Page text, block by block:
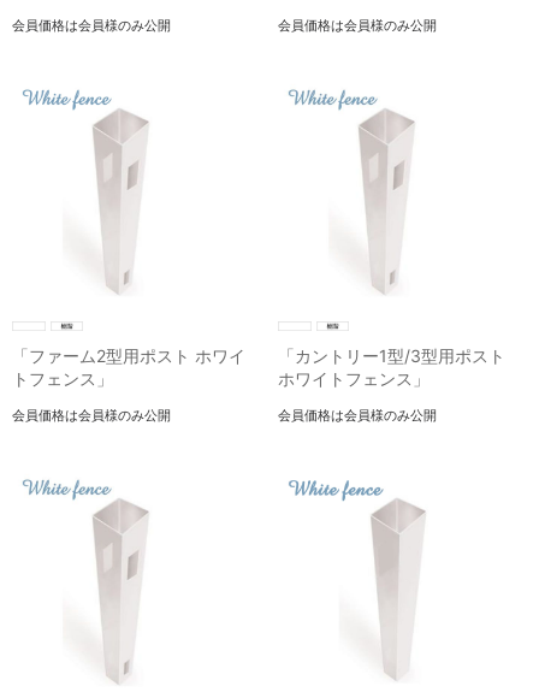
会員価格は会員様のみ公開 会員価格は会員様のみ公開
「ファーム2型用ポスト ホワイ
トフェンス」
会員価格は会員様のみ公開
「カントリー1型/3型用ポスト
ホワイトフェンス」
会員価格は会員様のみ公開